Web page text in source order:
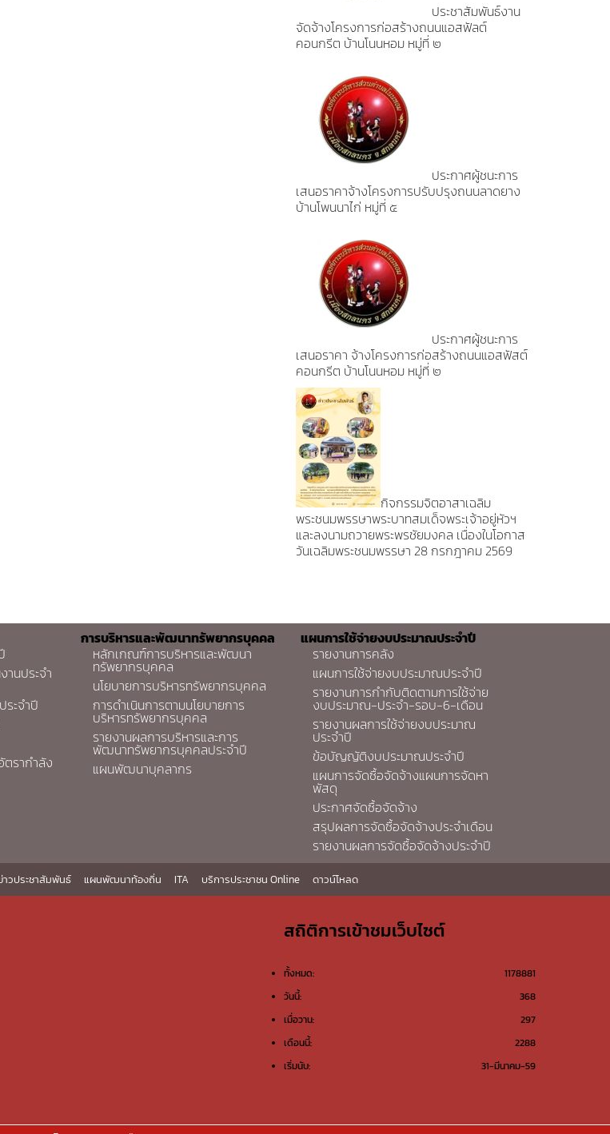
ประชาสัมพันธ์งาน
จัดจ้างโครงการก่อสร้างถนนแอสฟัลต์
คอนกรีต บ้านโนนหอม หมู่ที่ ๒
ประกาศผู้ชนะการ
เสนอราคาจ้างโครงการปรับปรุงถนนลาดยาง
บ้านโพนนาไก่ หมู่ที่ ๕
ประกาศผู้ชนะการ
เสนอราคา จ้างโครงการก่อสร้างถนนแอสฟัสต์
คอนกรีต บ้านโนนหอม หมู่ที่ ๒
กิจกรรมจิตอาสาเฉลิม
พระชนมพรรษาพระบาทสมเด็จพระเจ้าอยู่หัวฯ
และลงนามถวายพระพรชัยมงคล เนื่องในโอกาส
วันเฉลิมพระชนมพรรษา 28 กรกฎาคม 2569
านประจำ
ระจำปี
ตรากำลัง
การบริหารและพัฒนาทรัพยากรบุคคล
หลักเกณฑ์การบริหารและพัฒนา
ทรัพยากรบุคคล
นโยบายการบริหารทรัพยากรบุคคล
การดำเนินการตามนโยบายการ
บริหารทรัพยากรบุคคล
รายงานผลการบริหารและการ
พัฒนาทรัพยากรบุคคลประจำปี
แผนพัฒนาบุคลากร
แผนการใช้จ่ายงบประมาณประจำปี
รายงานการคลัง
แผนการใช้จ่ายงบประมาณประจำปี
รายงานการกำกับติดตามการใช้จ่าย
งบประมาณ-ประจำ-รอบ-6-เดือน
รายงานผลการใช้จ่ายงบประมาณ
ประจำปี
ข้อบัญญัติงบประมาณประจำปี
แผนการจัดซื้อจัดจ้างแผนการจัดหา
พัสดุ
ประกาศจัดซื้อจัดจ้าง
สรุปผลการจัดซื้อจัดจ้างประจำเดือน
รายงานผลการจัดซื้อจัดจ้างประจำปี
าวประชาสัมพันธ์ แผนพัฒนาท้องถิ่น ITA บริการประชาชน Online ดาวน์โหลด
สถิติการเข้าชมเว็บไซต์
1178881
ทั้งหมด:
368
วันนี้:
297
เมื่อวาน:
2288
เดือนนี้:
31-มีนาคม-59
เริ่มนับ: